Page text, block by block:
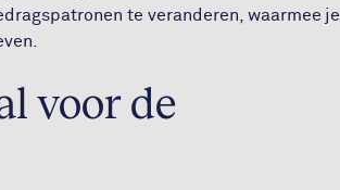
te veranderen, waarmee je
voor de